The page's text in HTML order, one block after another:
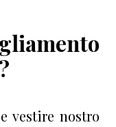
vestire nostro